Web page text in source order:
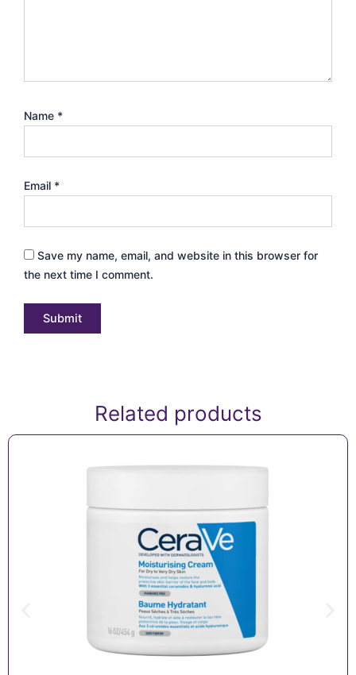
Name *
Email *
Save my name, email, and website in this browser for
the next time I comment.
Related products